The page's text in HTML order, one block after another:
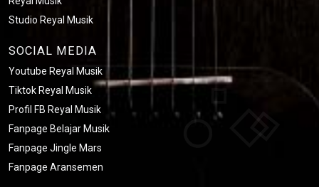
Studio Reyal Musik
SOCIAL MEDIA
Youtube Reyal Musik
Tiktok Reyal Musik
Profil FB Reyal Musik
Fanpage Belajar Musik
Fanpage Jingle Mars
Fanpage Aransemen